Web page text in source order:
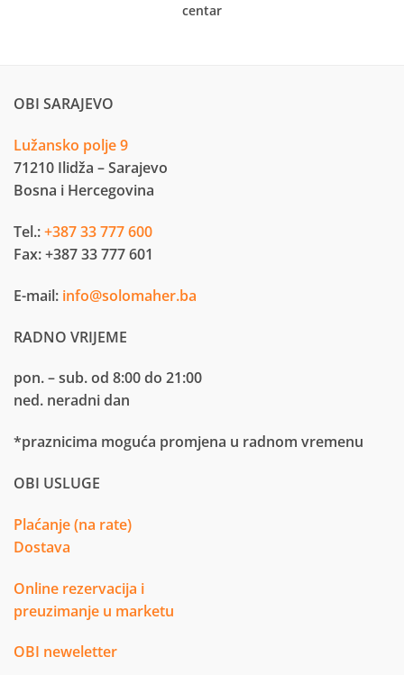
centar
OBI SARAJEVO
Lužansko polje 9
71210 Ilidža – Sarajevo
Bosna i Hercegovina
Tel.:+387 33 777 600
Fax: +387 33 777 601
E-mail: info@solomaher.ba
RADNO VRIJEME
pon. – sub. od 8:00 do 21:00
ned. neradni dan
*praznicima moguća promjena u radnom vremenu
OBI USLUGE
Plaćanje (na rate)
Dostava
Online rezervacija i
preuzimanje u marketu
OBI neweletter